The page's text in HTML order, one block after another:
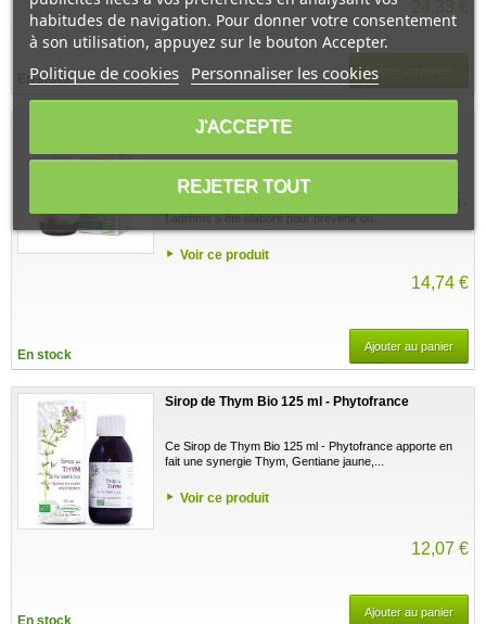
24,33 €
En stock
Ajouter au panier
Sirop à la propolis bio avec echinacée et thym
Ladrôme a été élaboré pour prévenir ou...
Voir ce produit
14,74 €
En stock
Ajouter au panier
Sirop de Thym Bio 125 ml - Phytofrance
Ce Sirop de Thym Bio 125 ml - Phytofrance apporte en
fait une synergie Thym, Gentiane jaune,...
Voir ce produit
12,07 €
En stock
Ajouter au panier
habitudes de navigation. Pour donner votre consentement
à son utilisation, appuyez sur le bouton Accepter.
Politique de cookies Personnaliser les cookies
REJETER TOUT
J'ACCEPTE